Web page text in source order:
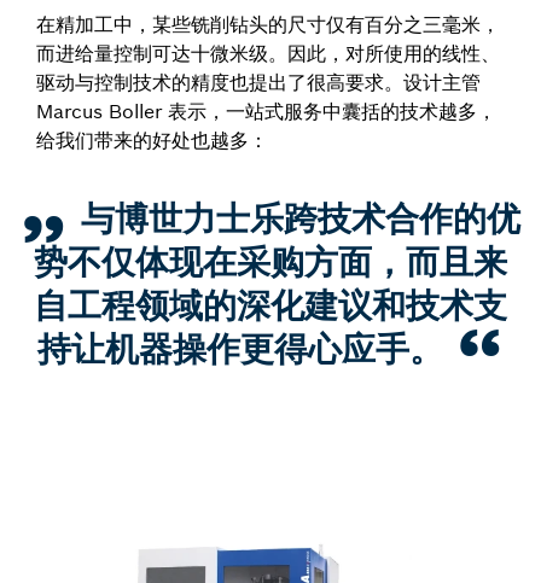
在精加工中，某些铣削钻头的尺寸仅有百分之三毫米，
而进给量控制可达十微米级。因此，对所使用的线性、
驱动与控制技术的精度也提出了很高要求。设计主管
Marcus Boller 表示，一站式服务中囊括的技术越多，
给我们带来的好处也越多：
与博世力士乐跨技术合作的优
势不仅体现在采购方面，而且来
自工程领域的深化建议和技术支
持让机器操作更得心应手。